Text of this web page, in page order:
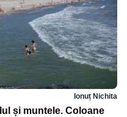
Ionuț Nichita
și muntele. Coloane